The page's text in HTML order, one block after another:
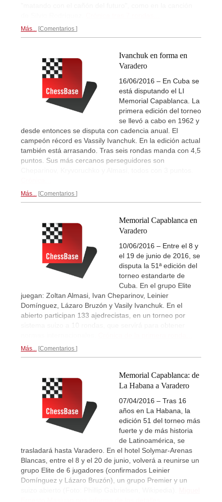
Más... Comentarios
Ivanchuk en forma en
Varadero
16/06/2016 – En Cuba se
está disputando el LI
Memorial Capablanca. La
primera edición del torneo
se llevó a cabo en 1962 y
desde entonces se disputa con cadencia anual. El
campeón récord es Vassily Ivanchuk. En la edición actual
también está arrasando. Tras seis rondas manda con 4,5
puntos. Sus más cercanos perseguidores son
Más... Comentarios
Memorial Capablanca en
Varadero
10/06/2016 – Entre el 8 y
el 19 de junio de 2016, se
disputa la 51ª edición del
torneo estandarte de
Cuba. En el grupo Elite
juegan: Zoltan Almasi, Ivan Cheparinov, Leinier
Domínguez, Lázaro Bruzón y Vasily Ivanchuk. En el
abierto participan 133 ajedrecistas, en un torneo por
sistema suizo a 10 rondas, que servirá para obtener
Más... Comentarios
Memorial Capablanca: de
La Habana a Varadero
07/04/2016 – Tras 16
años en La Habana, la
edición 51 del torneo más
fuerte y de más historia
de Latinoamérica, se
trasladará hasta Varadero. En el hotel Solymar-Arenas
Blancas, entre el 8 y el 20 de junio, volverá a reunirse un
grupo Elite de 6 jugadores (confirmados Leinier
Domínguez y Lázaro Bruzón), un grupo Premier y un